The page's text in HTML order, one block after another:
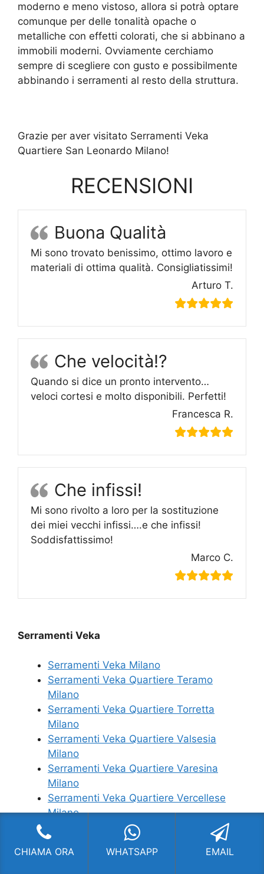
moderno e meno vistoso, allora si potrà optare
comunque per delle tonalità opache o
metalliche con effetti colorati, che si abbinano a
immobili moderni. Ovviamente cerchiamo
sempre di scegliere con gusto e possibilmente
abbinando i serramenti al resto della struttura.
Grazie per aver visitato Serramenti Veka
Quartiere San Leonardo Milano!
RECENSIONI
Buona Qualità
Mi sono trovato benissimo, ottimo lavoro e
materiali di ottima qualità. Consigliatissimi!
Arturo T.
Che velocità!?
Quando si dice un pronto intervento…
veloci cortesi e molto disponibili. Perfetti!
Francesca R.
Che infissi!
Mi sono rivolto a loro per la sostituzione
dei miei vecchi infissi….e che infissi!
Soddisfattissimo!
Marco C.
Serramenti Veka
Serramenti Veka Milano
Serramenti Veka Quartiere Teramo
Milano
Serramenti Veka Quartiere Torretta
Milano
Serramenti Veka Quartiere Valsesia
Milano
Serramenti Veka Quartiere Varesina
Milano
Serramenti Veka Quartiere Vercellese
Milano
CHIAMA ORA WHATSAPP EMAIL